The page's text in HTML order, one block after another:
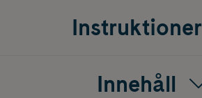
Instruktioner
Innehåll